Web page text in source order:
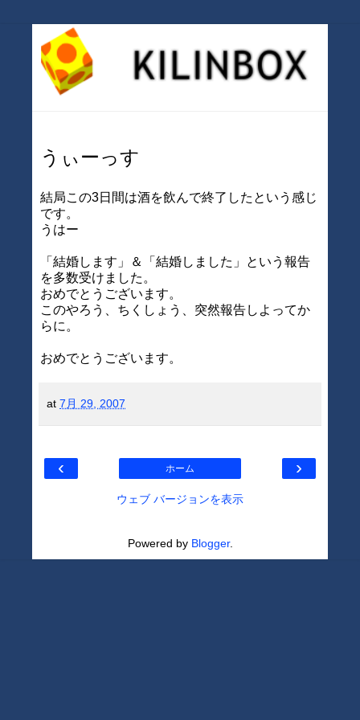
うぃーっす
結局この3日間は酒を飲んで終了したという感じ
です。
うはー
「結婚します」＆「結婚しました」という報告
を多数受けました。
おめでとうございます。
このやろう、ちくしょう、突然報告しよってか
らに。
おめでとうございます。
at 7月 29, 2007
‹ ›
ホーム
ウェブ バージョンを表示
Powered by Blogger.